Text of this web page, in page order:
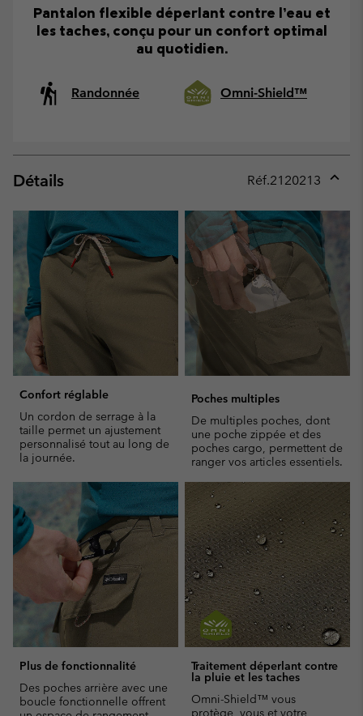
Pantalon flexible déperlant contre l’eau et
les taches, conçu pour un confort optimal
au quotidien.
Randonnée Omni-Shield™
Détails Réf.2120213
or
Confort réglable
Un cordon de serrage à la
taille permet un ajustement
personnalisé tout au long de
la journée.
Poches multiples
De multiples poches, dont
une poche zippée et des
poches cargo, permettent de
ranger vos articles essentiels.
Plus de fonctionnalité
Des poches arrière avec une
boucle fonctionnelle offrent
Traitement déperlant contre
la pluie et les taches
Omni-Shield™ vous
protège, vous et votre